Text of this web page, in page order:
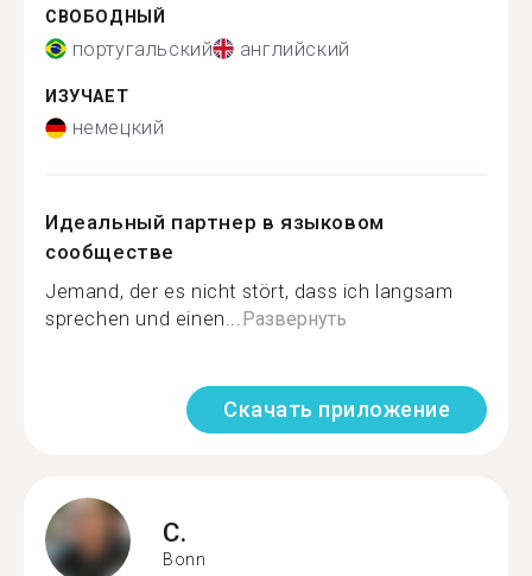
СВОБОДНЫЙ
португальский английский
ИЗУЧАЕТ
немецкий
Идеальный партнер в языковом
сообществе
Jemand, der es nicht stört, dass ich langsam
sprechen und einen...Развернуть
Скачать приложение
C.
Bonn